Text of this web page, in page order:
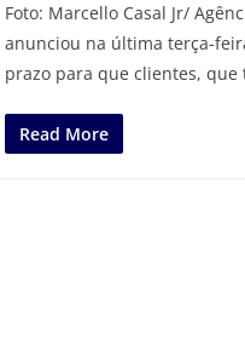
Foto: Marcello Casal Jr/
anunciou na última terça-
prazo para que clientes, que
Read More